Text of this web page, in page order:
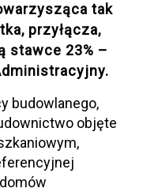
tak
przyłącza,
stawce 23% –
budowlanego,
objęte